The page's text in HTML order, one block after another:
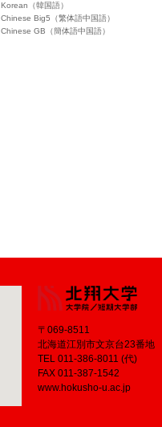
Korean（韓国語）
Chinese Big5（繁体語中国語）
Chinese GB（簡体語中国語）
〒069-8511
北海道江別市文京台23番地
TEL 011-386-8011 (代)
FAX 011-387-1542
www.hokusho-u.ac.jp